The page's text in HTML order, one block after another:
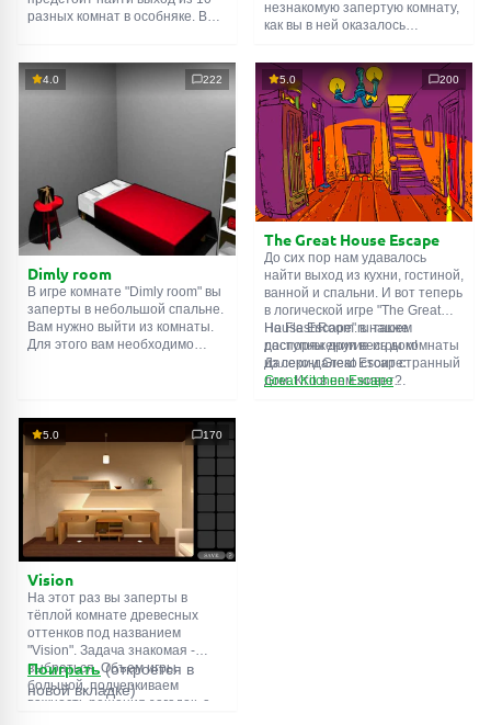
разных комнат в особняке. В
их, чтобы выйти. Выход из
одной комнаты является
незнакомую запертую комнату,
как вы в ней оказалось
смекалки попробуйте решить
все, приготовленные авторами
для вас, головоломки и найти
выход на свободу.
Внимательно осмотрите
помещение, возможно вы
сможете найти какие-нибудь
подсказки. Желаем удачи!
4.0 222
Dimly room
В игре комнате "Dimly room" вы
заперты в небольшой спальне.
Вам нужно выйти из комнаты.
Для этого вам необходимо
5.0 200
The Great House Escape
До сих пор нам удавалось
найти выход из кухни, гостиной,
ванной и спальни. И вот теперь
в логической игре "The Great
House Escape" в нашем
распоряжении весь дом!
Далеко-далеко стоит странный
дом. Кто в нем живет?
На FlashRoom.ru также
доступны другие игры комнаты
из серии Great Escape:
Great Kitchen Escape
5.0 170
Vision
На этот раз вы заперты в
тёплой комнате древесных
оттенков под названием
"Vision". Задача знакомая -
выбраться. Объем игры
большой, подчеркиваем
важность решения загадок, а
Поиграть(откроется в
новой вкладке)